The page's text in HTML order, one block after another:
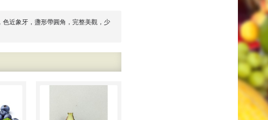
近象牙，盞形帶圓角，完整美觀，少